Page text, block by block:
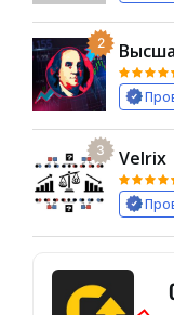
2
3 Velrix